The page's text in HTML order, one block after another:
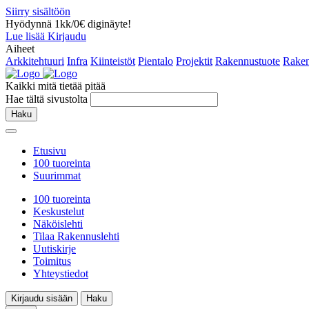
Siirry sisältöön
Hyödynnä 1kk/0€ diginäyte!
Lue lisää Kirjaudu
Aiheet
Arkkitehtuuri Infra Kiinteistöt Pientalo Projektit Rakennustuote
Kaikki mitä tietää pitää
Hae tältä sivustolta
Haku
Etusivu
100 tuoreinta
Suurimmat
100 tuoreinta
Keskustelut
Näköislehti
Tilaa Rakennuslehti
Uutiskirje
Toimitus
Yhteystiedot
Kirjaudu sisään
Haku